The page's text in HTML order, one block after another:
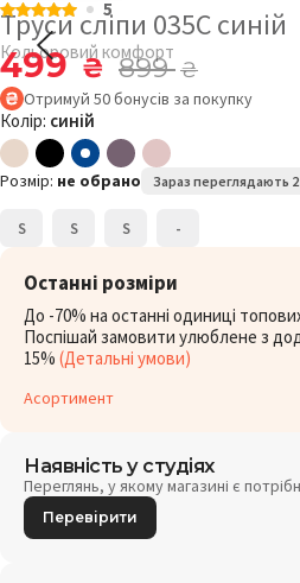
5
Труси сліпи 035C синій
Кольоровий комфорт
499₴ 899₴
Отримуй 50бонусів за покупку
Колір: синій
Розмір: не обрано Зараз переглядають 2
S S S -
Останні розміри
До -70% на останні одиниці
Поспішай замовити улюблене з
15% (Детальні умови)
Асортимент
Наявність у студіях
Переглянь, у якому магазині є
Перевірити